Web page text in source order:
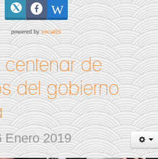
powered bysocial2s
de
del gobierno
2019